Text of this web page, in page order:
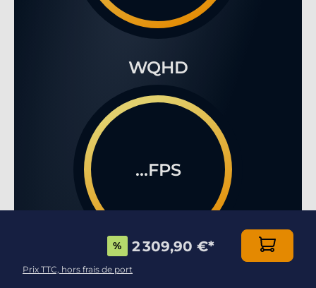
WQHD
...FPS
% 2 309,90 €*
Prix TTC, hors frais de port